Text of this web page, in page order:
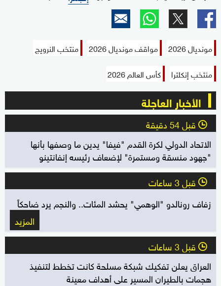
مونديال 2026 مواقف مونديال 2026
منتخب النرويج
منتخب إنكلترا
كأس العالم 2026
الأخبار العاجلة
l قبل 54 دقيقة
الاتحاد الدولي لكرة القدم "فيفا" يدين ما وصفها بأنها
"جهود منسقة ومستمرة" لإضعاف رئيسه إنفانتينو
l قبل 3 ساعات
زفاف رونالدو "الوهمي" يحشد المئات.. والنجم يرد ضاحكاً
المزيد
l قبل 3 ساعات
العراق يعلن تفكيك شبكة مسلحة كانت تخطط لتنفيذ
هجمات بالطيران المسير على أهداف معينة